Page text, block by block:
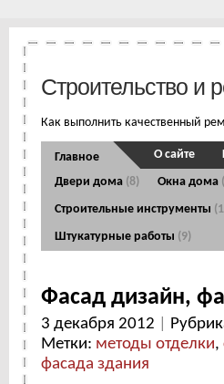
Строительство и
Как выполнить качественный
Главное
Двери дома (8) Окна дома
Строительные инструменты
Штукатурные работы (9)
О сайте
Фасад дизайн,
3 декабря 2012
Метки: методы отделки,
фасада здания